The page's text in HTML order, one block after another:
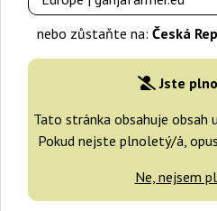
nebo zůstaňte na: Česká
Jste
Tato stránka obsahuje obsah
Pokud nejste plnoletý/á,
Ne, nejsem